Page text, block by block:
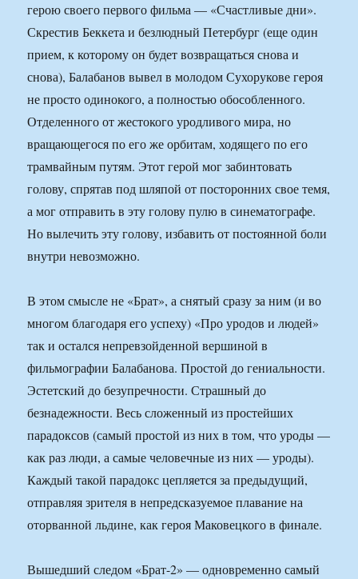
герою своего первого фильма — «Счастливые дни».
Скрестив Беккета и безлюдный Петербург (еще один
прием, к которому он будет возвращаться снова и
снова), Балабанов вывел в молодом Сухорукове героя
не просто одинокого, а полностью обособленного.
Отделенного от жестокого уродливого мира, но
вращающегося по его же орбитам, ходящего по его
трамвайным путям. Этот герой мог забинтовать
голову, спрятав под шляпой от посторонних свое темя,
а мог отправить в эту голову пулю в синематографе.
Но вылечить эту голову, избавить от постоянной боли
внутри невозможно.
В этом смысле не «Брат», а снятый сразу за ним (и во
многом благодаря его успеху) «Про уродов и людей»
так и остался непревзойденной вершиной в
фильмографии Балабанова. Простой до гениальности.
Эстетский до безупречности. Страшный до
безнадежности. Весь сложенный из простейших
парадоксов (самый простой из них в том, что уроды —
как раз люди, а самые человечные из них — уроды).
Каждый такой парадокс цепляется за предыдущий,
отправляя зрителя в непредсказуемое плавание на
оторванной льдине, как героя Маковецкого в финале.
Вышедший следом «Брат-2» — одновременно самый